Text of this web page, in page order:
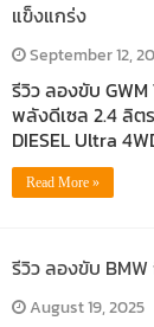
แข็งแกร่ง
September 12,
รีวิว ลองขับ
พลังดีเซล 2.4 ลิต
DIESEL Ultra
Read More »
รีวิว ลองขับ
August 19, 2025